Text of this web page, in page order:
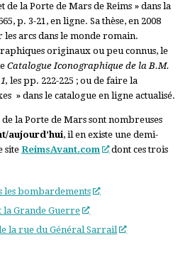
de la Porte de Mars de Reims » dans la
p. 3-21, en ligne. Sa thèse, en 2008
arcs dans le monde romain.
originaux ou peu connus, le
Catalogue Iconographique de la B.M.
les pp. 222-225 ; ou de faire la
» dans le catalogue en ligne actualisé.
de la Porte de Mars sont nombreuses
aujourd’hui, il en existe une demi-
siteReimsAvant.com
dont ces trois
les bombardements
la Grande Guerre
la rue du Général Sarrail